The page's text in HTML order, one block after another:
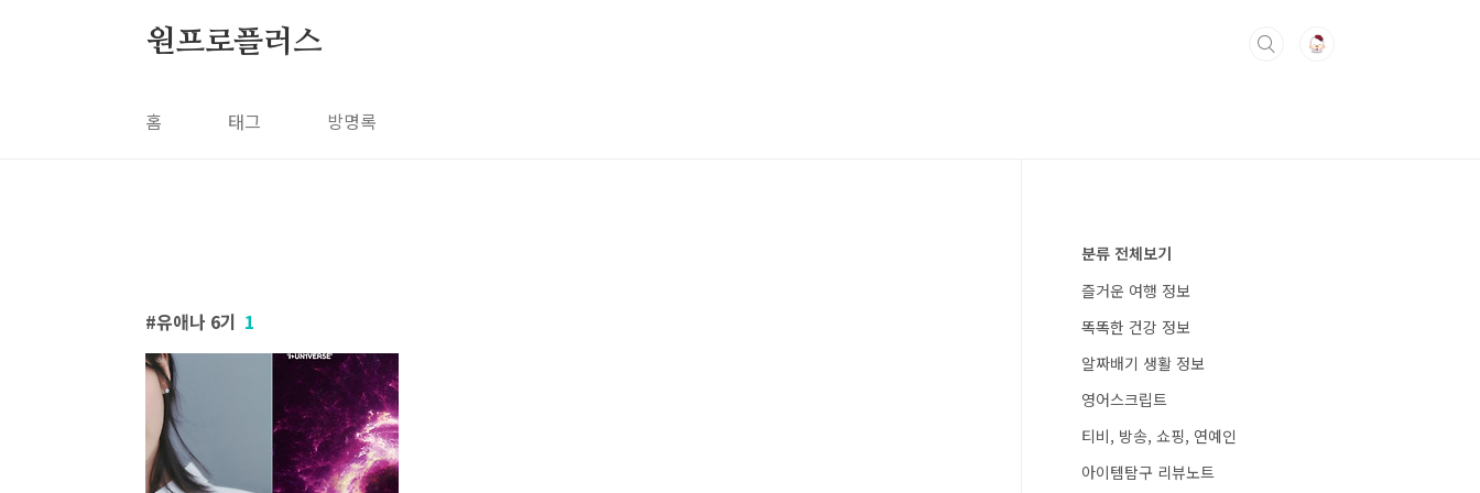
원프로플러스
홈 태그 방명록
유애나 6기 1
분류 전체보기
즐거운 여행 정보
똑똑한 건강 정보
알짜배기 생활 정보
영어스크립트
티비, 방송, 쇼핑, 연예인
아이템탐구 리뷰노트